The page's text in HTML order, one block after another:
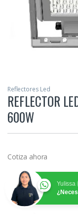
Reflectores Led
REFLECTOR
600W
Cotiza ahora
Yulissa